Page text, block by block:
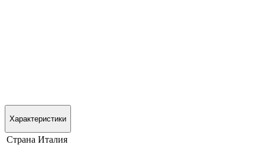
Характеристики
Страна Италия